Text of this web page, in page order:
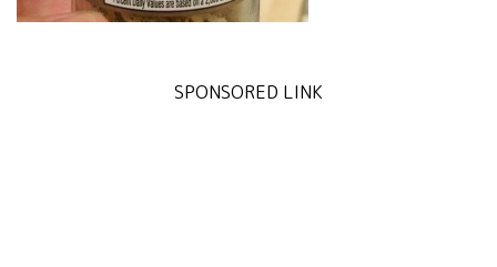
SPONSORED LINK